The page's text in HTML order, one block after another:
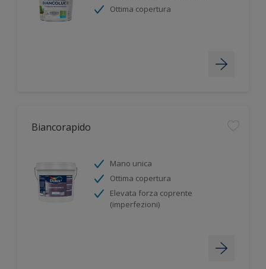
Ottima copertura
Biancorapido
Mano unica
Ottima copertura
Elevata forza coprente
(imperfezioni)